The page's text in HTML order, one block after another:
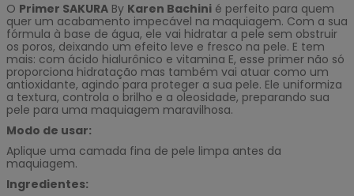
O Primer SAKURA By Karen Bachini é perfeito para quem
quer um acabamento impecável na maquiagem. Com a sua
fórmula à base de água, ele vai hidratar a pele sem obstruir
os poros, deixando um efeito leve e fresco na pele. E tem
mais: com ácido hialurônico e vitamina E, esse primer não só
proporciona hidratação mas também vai atuar como um
antioxidante, agindo para proteger a sua pele. Ele uniformiza
a textura, controla o brilho e a oleosidade, preparando sua
pele para uma maquiagem maravilhosa.
Modo de usar:
Aplique uma camada fina de pele limpa antes da
maquiagem.
Ingredientes: